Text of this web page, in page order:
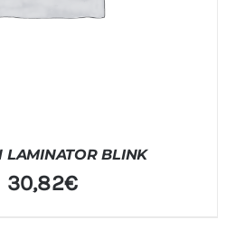
LAMINATOR BLINK
30,82€